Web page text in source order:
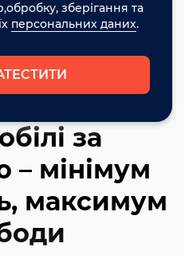
зберігання та
персональних даних.
за
– мінімум
максимум